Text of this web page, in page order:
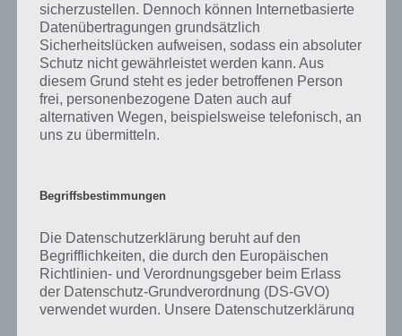
Zu Blume haben wir zunächst keine weiteren Informationen parat!
Auf WhatsApp teilen Teilen auf Facebook
Mehr Artikel hier auf Touchportal
sicherzustellen. Dennoch können Internetbasierte
Datenübertragungen grundsätzlich
Sicherheitslücken aufweisen, sodass ein absoluter
Schutz nicht gewährleistet werden kann. Aus
diesem Grund steht es jeder betroffenen Person
frei, personenbezogene Daten auch auf
alternativen Wegen, beispielsweise telefonisch, an
uns zu übermitteln.
Begriffsbestimmungen
Die Datenschutzerklärung beruht auf den
Begrifflichkeiten, die durch den Europäischen
Richtlinien- und Verordnungsgeber beim Erlass
der Datenschutz-Grundverordnung (DS-GVO)
verwendet wurden. Unsere Datenschutzerklärung